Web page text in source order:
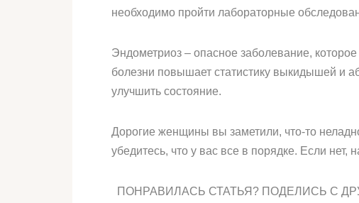
необходимо пройти лабораторные
Эндометриоз – опасное заболевание,
болезни повышает статистику выкидышей и
улучшить состояние.
Дорогие женщины вы заметили, что-то
убедитесь, что у вас все в порядке. Если
ПОНРАВИЛАСЬ СТАТЬЯ? ПОДЕЛИСЬ С